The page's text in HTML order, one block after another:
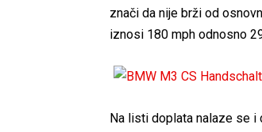
znači da nije brži od
iznosi 180 mph odnosno
Na listi doplata nalaze se i